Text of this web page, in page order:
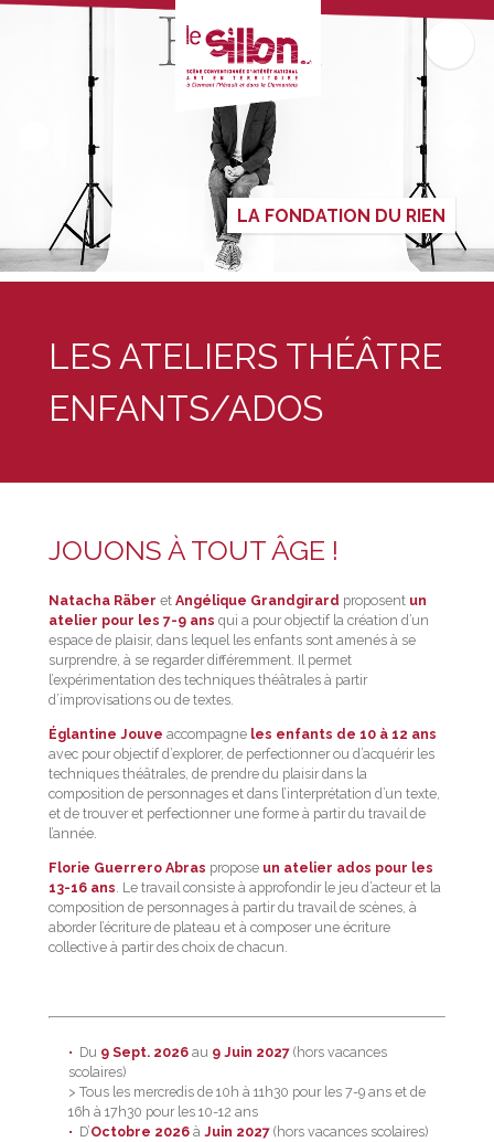
LA FONDATION DU RIEN
LES ATELIERS THÉÂTRE
ENFANTS/ADOS
JOUONS À TOUT ÂGE !
Natacha Räber et Angélique Grandgirard proposent un
atelier pour les 7-9 ans qui a pour objectif la création d’un
espace de plaisir, dans lequel les enfants sont amenés à se
surprendre, à se regarder différemment. Il permet
l’expérimentation des techniques théâtrales à partir
d’improvisations ou de textes.
Églantine Jouve accompagne les enfants de 10 à 12 ans
avec pour objectif d’explorer, de perfectionner ou d’acquérir les
techniques théâtrales, de prendre du plaisir dans la
composition de personnages et dans l’interprétation d’un texte,
et de trouver et perfectionner une forme à partir du travail de
l’année.
Florie Guerrero Abras propose un atelier ados pour les
13-16 ans. Le travail consiste à approfondir le jeu d’acteur et la
composition de personnages à partir du travail de scènes, à
aborder l’écriture de plateau et à composer une écriture
collective à partir des choix de chacun.
Du 9 Sept. 2026au 9 Juin 2027(hors vacances
scolaires)
> Tous les mercredis de 10h à 11h30 pour les 7-9 ans et de
16h à 17h30 pour les 10-12 ans
D’Octobre 2026à Juin 2027(hors vacances scolaires)